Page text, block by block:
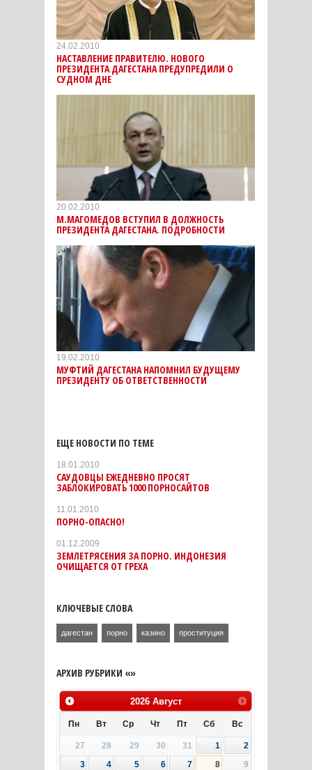
24.02.2010
НАСТАВЛЕНИЕ ПРАВИТЕЛЮ. НОВОГО
ПРЕЗИДЕНТА ДАГЕСТАНА ПРЕДУПРЕДИЛИ О
СУДНОМ ДНЕ
20.02.2010
М.МАГОМЕДОВ ВСТУПИЛ В ДОЛЖНОСТЬ
ПРЕЗИДЕНТА ДАГЕСТАНА. ПОДРОБНОСТИ
19.02.2010
МУФТИЙ ДАГЕСТАНА НАПОМНИЛ БУДУЩЕМУ
ПРЕЗИДЕНТУ ОБ ОТВЕТСТВЕННОСТИ
ЕЩЕ НОВОСТИ ПО ТЕМЕ
18.01.2010
САУДОВЦЫ ЕЖЕДНЕВНО ПРОСЯТ
ЗАБЛОКИРОВАТЬ 1000 ПОРНОСАЙТОВ
11.01.2010
ПОРНО-ОПАСНО!
01.12.2009
ЗЕМЛЕТРЯСЕНИЯ ЗА ПОРНО. ИНДОНЕЗИЯ
ОЧИЩАЕТСЯ ОТ ГРЕХА
КЛЮЧЕВЫЕ СЛОВА
дагестан порно казино проституция
АРХИВ РУБРИКИ «»
2026 Август
Пн Вт Ср Чт Пт Сб Вс
27 28 29 30 31 1
2
3
4 5 6 7 8
9